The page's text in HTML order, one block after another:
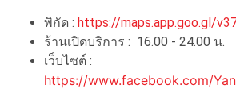
พิกัด : https://maps.app.goo.gl/
ร้านเปิดบริการ : 16.00 - 24.00 น.
เว็บไซต์ :
https://www.facebook.com/